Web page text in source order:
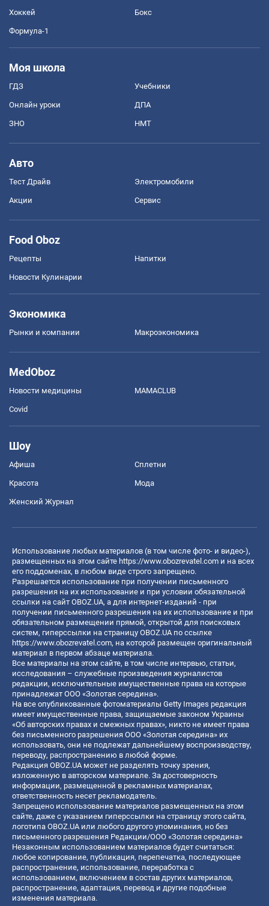
Хоккей Бокс
Формула-1
Моя школа
ГДЗ Учебники
Онлайн уроки ДПА
ЗНО НМТ
Авто
Тест Драйв Электромобили
Акции Сервис
Food Oboz
Рецепты Напитки
Новости Кулинарии
Экономика
Рынки и компании Mакроэкономика
MedOboz
Новости медицины MAMACLUB
Covid
Шоу
Афиша Сплетни
Красота Мода
Женский Журнал
Использование любых материалов (в том числе фото- и видео-),
размещенных на этом сайте https://www.obozrevatel.com и на всех
его поддоменах, в любом виде строго запрещено.
Разрешается использование при получении письменного
разрешения на их использование и при условии обязательной
ссылки на сайт OBOZ.UA, а для интернет-изданий - при
получении письменного разрешения на их использование и при
обязательном размещении прямой, открытой для поисковых
систем, гиперссылки на страницу OBOZ.UA по ссылке
https://www.obozrevatel.com, на которой размещен оригинальный
материал в первом абзаце материала.
Все материалы на этом сайте, в том числе интервью, статьи,
исследования – служебные произведения журналистов
редакции, исключительные имущественные права на которые
принадлежат ООО «Золотая середина».
На все опубликованные фотоматериалы Getty Images редакция
имеет имущественные права, защищаемые законом Украины
«Об авторских правах и смежных правах», никто не имеет права
без письменного разрешения ООО «Золотая середина» их
использовать, они не подлежат дальнейшему воспроизводству,
переводу, распространению в любой форме.
Редакция OBOZ.UA может не разделять точку зрения,
изложенную в авторском материале. За достоверность
информации, размещенной в рекламных материалах,
ответственность несет рекламодатель.
Запрещено использование материалов размещенных на этом
сайте, даже с указанием гиперссылки на страницу этого сайта,
логотипа OBOZ.UA или любого другого упоминания, но без
письменного разрешения Редакции/ООО «Золотая середина»
Незаконным использованием материалов будет считаться:
любое копирование, публикация, перепечатка, последующее
распространение, использование, переработка с
использованием, включением в состав других материалов,
распространение, адаптация, перевод и другие подобные
изменения материала.